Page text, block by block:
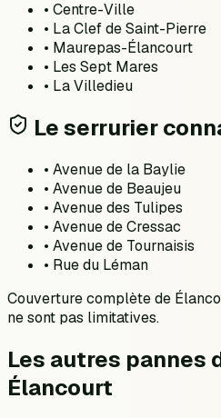
• Centre-Ville
• La Clef de Saint-Pierre
• Maurepas-Élancourt
• Les Sept Mares
• La Villedieu
Le serrurier
• Avenue de la Baylie
• Avenue de Beaujeu
• Avenue des Tulipes
• Avenue de Cressac
• Avenue de Tournaisis
• Rue du Léman
Couverture complète de
ne sont pas limitatives.
Les autres pannes
Élancourt